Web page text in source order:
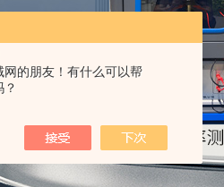
网的朋友！有什么可以帮
？